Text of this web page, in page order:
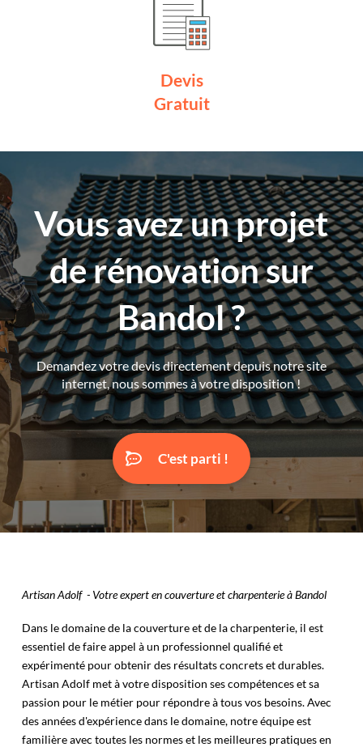
Devis
Gratuit
Vous avez un projet
de rénovation sur
Bandol ?
Demandez votre devis directement depuis notre site
internet, nous sommes à votre disposition !
C'est parti !
Artisan Adolf - Votre expert en couverture et charpenterie à Bandol
Dans le domaine de la couverture et de la charpenterie, il est
essentiel de faire appel à un professionnel qualifié et
expérimenté pour obtenir des résultats concrets et durables.
Artisan Adolf met à votre disposition ses compétences et sa
passion pour le métier pour répondre à tous vos besoins. Avec
des années d'expérience dans le domaine, notre équipe est
familière avec toutes les normes et les meilleures pratiques en